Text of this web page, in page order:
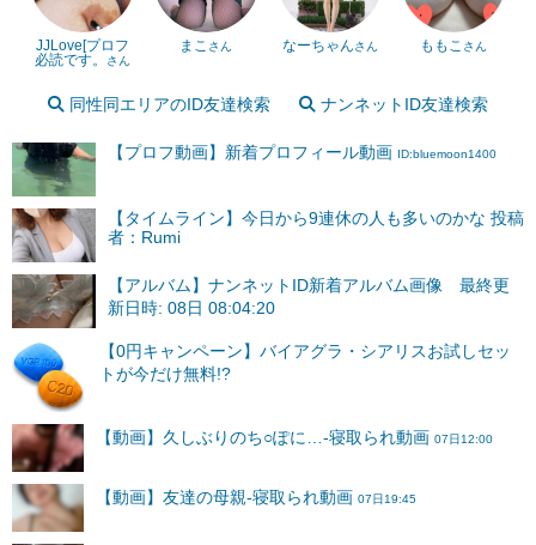
JJLove[プロフ
必読です。
さん
まこ さん なーちゃんさん ももこ さん
同性同エリアのID友達検索 ナンネットID友達検索
【プロフ動画】新着プロフィール動画 ID:bluemoon1400
【タイムライン】今日から9連休の人も多いのかな 投稿
者：Rumi
【アルバム】ナンネットID新着アルバム画像 最終更
新日時: 08日 08:04:20